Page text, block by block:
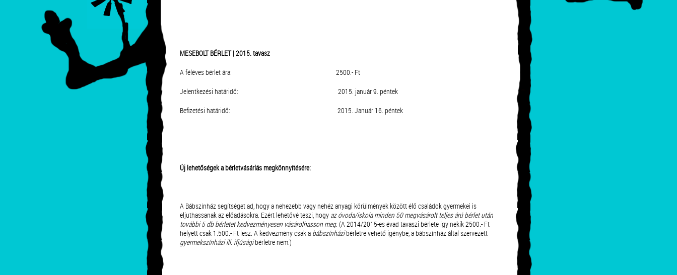
MESEBOLT BÉRLET | 2015. tavasz
A féléves bérlet ára: 2500.- Ft
Jelentkezési határidő: 2015. január 9. péntek
Befizetési határidő: 2015. Január 16. péntek
Új lehetőségek a bérletvásárlás megkönnyítésére:
A Bábszínház segítséget ad, hogy a nehezebb vagy nehéz anyagi körülmények között élő családok gyermekei is
eljuthassanak az előadásokra. Ezért lehetővé teszi, hogy az óvoda/iskola minden 50 megvásárolt teljes árú bérlet után
további 5 db bérletet kedvezményesen vásárolhasson meg. (A 2014/2015-es évad tavaszi bérlete így nekik 2500.- Ft
helyett csak 1.500.- Ft lesz. A kedvezmény csak a bábszínházibérletre vehető igénybe, a bábszínház által szervezett
gyermekszínházi ill. ifjúságibérletre nem.)